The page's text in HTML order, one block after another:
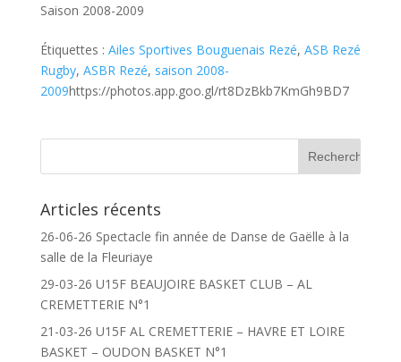
Saison 2008-2009
Étiquettes : Ailes Sportives Bouguenais Rezé, ASB Rezé
Rugby, ASBR Rezé, saison 2008-
2009https://photos.app.goo.gl/rt8DzBkb7KmGh9BD7
Articles récents
26-06-26 Spectacle fin année de Danse de Gaëlle à la
salle de la Fleuriaye
29-03-26 U15F BEAUJOIRE BASKET CLUB – AL
CREMETTERIE N°1
21-03-26 U15F AL CREMETTERIE – HAVRE ET LOIRE
BASKET – OUDON BASKET N°1